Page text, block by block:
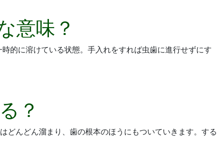
意味？
的に溶けている状態。手入れをすれば虫歯に進行せずにす
？
どんどん溜まり、歯の根本のほうにもついていきます。する